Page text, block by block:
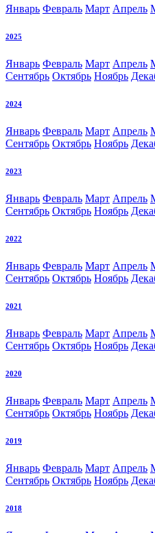
Январь Февраль Март Апрель
2025
Январь Февраль Март Апрель
Сентябрь Октябрь Ноябрь
2024
Январь Февраль Март Апрель
Сентябрь Октябрь Ноябрь
2023
Январь Февраль Март Апрель
Сентябрь Октябрь Ноябрь
2022
Январь Февраль Март Апрель
Сентябрь Октябрь Ноябрь
2021
Январь Февраль Март Апрель
Сентябрь Октябрь Ноябрь
2020
Январь Февраль Март Апрель
Сентябрь Октябрь Ноябрь
2019
Январь Февраль Март Апрель
Сентябрь Октябрь Ноябрь
2018